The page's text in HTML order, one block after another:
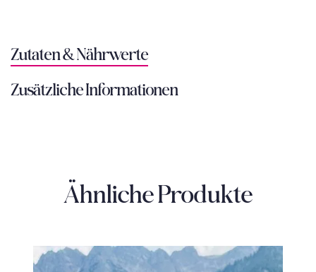
Zutaten & Nährwerte
Zusätzliche Informationen
Ähnliche Produkte